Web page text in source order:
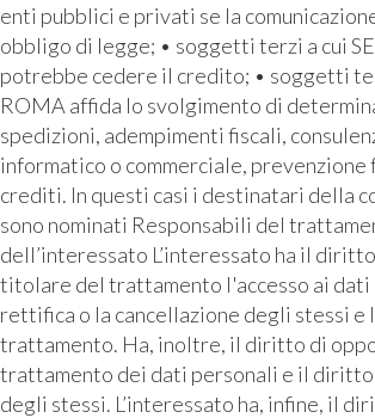
enti pubblici e privati se la
obbligo di legge; • soggetti terzi a cui
potrebbe cedere il credito; • soggetti
ROMA affida lo svolgimento di
spedizioni, adempimenti fiscali,
informatico o commerciale,
crediti. In questi casi i destinatari della
sono nominati Responsabili del
dell’interessato L’interessato ha il
titolare del trattamento l'accesso ai dati
rettifica o la cancellazione degli stessi e
trattamento. Ha, inoltre, il diritto di
trattamento dei dati personali e il
degli stessi. L’interessato ha, infine, il